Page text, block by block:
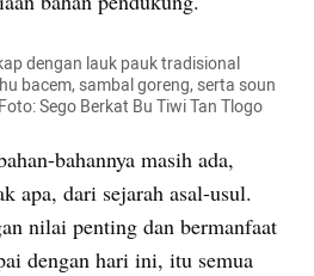
dengan lauk pauk tradisional
bacem, sambal goreng, serta soun
Sego Berkat Bu Tiwi Tan Tlogo
bahannya masih ada,
apa, dari sejarah asal-usul.
nilai penting dan bermanfaat
dengan hari ini, itu semua